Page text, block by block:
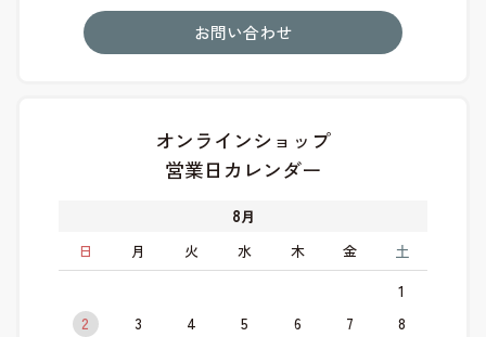
お問い合わせ
オンラインショップ
営業日カレンダー
8月
日
月 火 水 木 金 土
1
2
3 4 5 6 7
8